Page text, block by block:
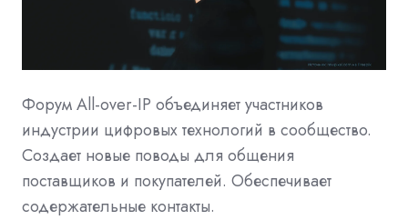
Форум All-over-IP объединяет участников
индустрии цифровых технологий в сообщество.
Создает новые поводы для общения
поставщиков и покупателей. Обеспечивает
содержательные контакты.